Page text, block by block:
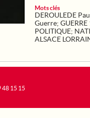
Mots clés
DEROULEDE
Guerre;
POLITIQUE;
ALSACE
48 15 15